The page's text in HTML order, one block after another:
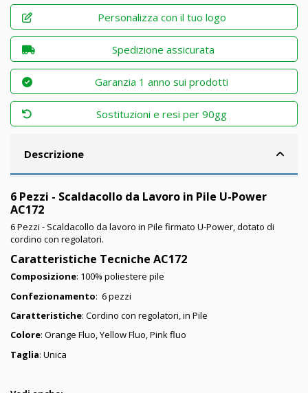
Personalizza con il tuo logo
Spedizione assicurata
Garanzia 1 anno sui prodotti
Sostituzioni e resi per 90gg
Descrizione
6 Pezzi - Scaldacollo da Lavoro in Pile U-Power
AC172
6 Pezzi - Scaldacollo da lavoro in Pile firmato U-Power, dotato di
cordino con regolatori.
Caratteristiche Tecniche AC172
Composizione: 100% poliestere pile
Confezionamento: 6 pezzi
Caratteristiche: Cordino con regolatori, in Pile
Colore: Orange Fluo, Yellow Fluo, Pink fluo
Taglia: Unica